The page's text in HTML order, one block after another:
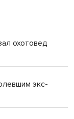
охотовед
экс-